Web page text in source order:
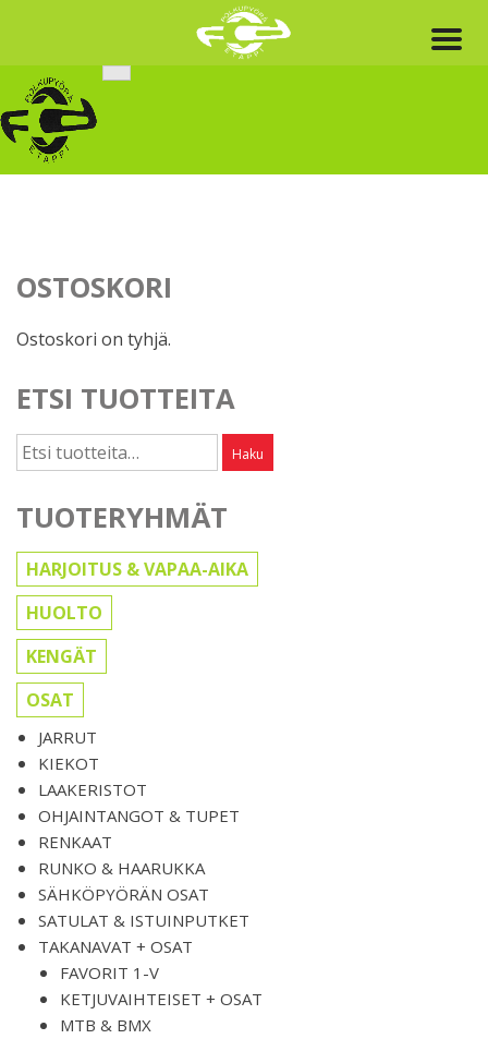
content
OSTOSKORI
Ostoskori on tyhjä.
ETSI TUOTTEITA
Etsi: Haku
TUOTERYHMÄT
HARJOITUS & VAPAA-AIKA
HUOLTO
KENGÄT
OSAT
JARRUT
KIEKOT
LAAKERISTOT
OHJAINTANGOT & TUPET
RENKAAT
RUNKO & HAARUKKA
SÄHKÖPYÖRÄN OSAT
SATULAT & ISTUINPUTKET
TAKANAVAT + OSAT
FAVORIT 1-V
KETJUVAIHTEISET + OSAT
MTB & BMX